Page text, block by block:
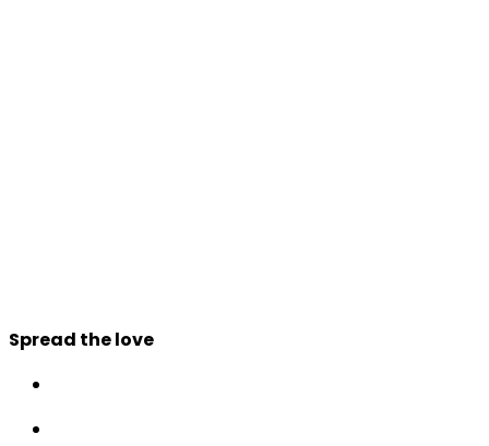
Spread the love